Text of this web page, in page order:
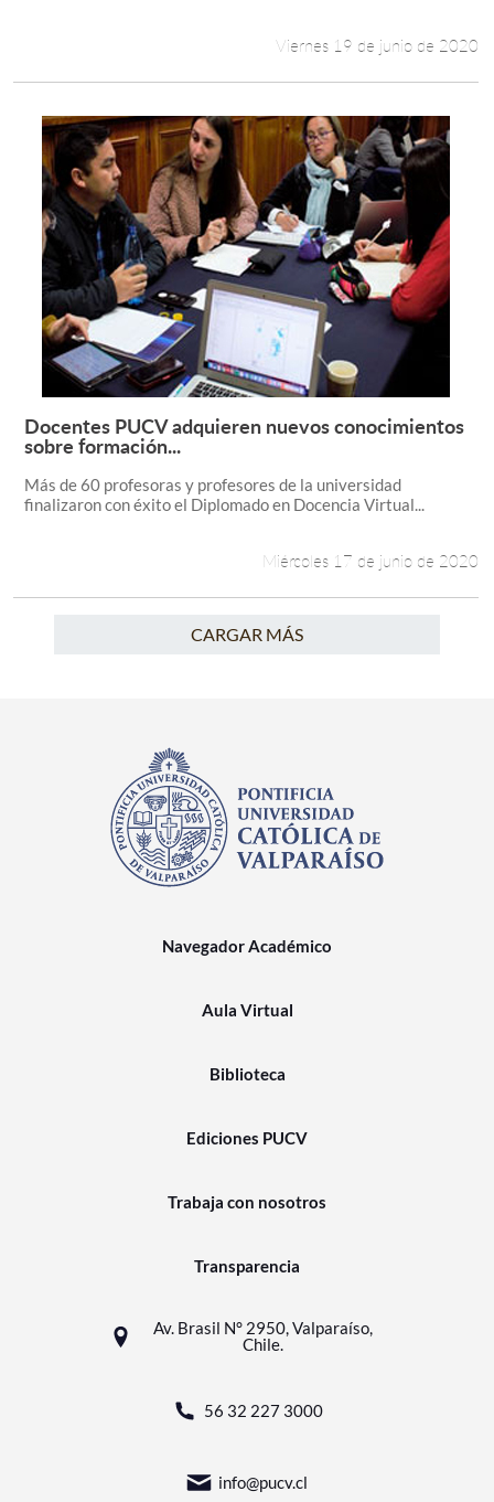
Viernes 19 de junio de 2020
Leer más +
Docentes PUCV adquieren nuevos conocimientos
sobre formación...
Más de 60 profesoras y profesores de la universidad
finalizaron con éxito el Diplomado en Docencia Virtual...
Miércoles 17 de junio de 2020
CARGAR MÁS
Navegador Académico
Aula Virtual
Biblioteca
Ediciones PUCV
Trabaja con nosotros
Transparencia
Av. Brasil N° 2950, Valparaíso,
Chile.
56 32 227 3000
info@pucv.cl